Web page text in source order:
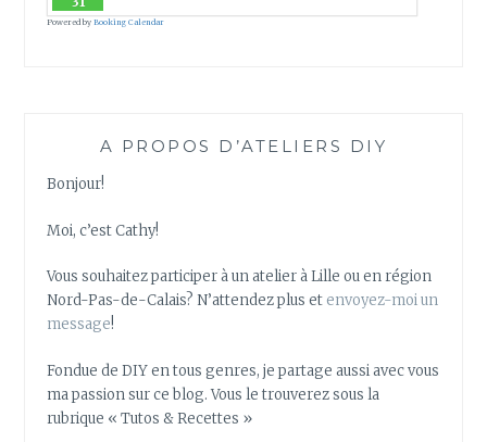
A
L
Powered byBooking Calendar
A PROPOS D’ATELIERS DIY
Bonjour!
Moi, c’est Cathy!
Vous souhaitez participer à un atelier à Lille ou en région
Nord-Pas-de-Calais? N’attendez plus et envoyez-moi un
message!
Fondue de DIY en tous genres, je partage aussi avec vous
ma passion sur ce blog. Vous le trouverez sous la
rubrique « Tutos & Recettes »